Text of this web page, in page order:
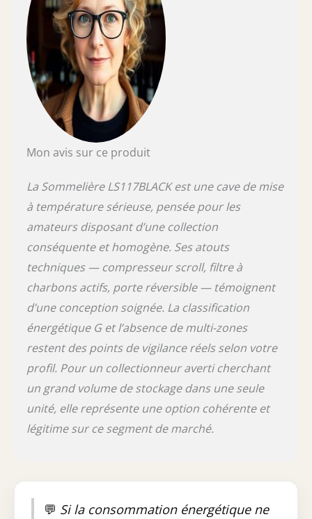
Mon avis sur ce produit
La Sommelière LS117BLACK est une cave de mise
à température sérieuse, pensée pour les
amateurs disposant d’une collection
conséquente et homogène. Ses atouts
techniques — compresseur scroll, filtre à
charbons actifs, porte réversible — témoignent
d’une conception soignée. La classification
énergétique G et l’absence de multi-zones
restent des points de vigilance réels selon votre
profil. Pour un collectionneur averti cherchant
un grand volume de stockage dans une seule
unité, elle représente une option cohérente et
légitime sur ce segment de marché.
💬 Si la consommation énergétique ne